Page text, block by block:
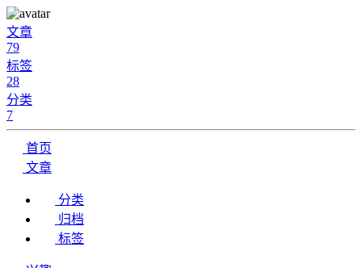
文章
79
标签
28
分类
7
首页
文章
分类
归档
标签